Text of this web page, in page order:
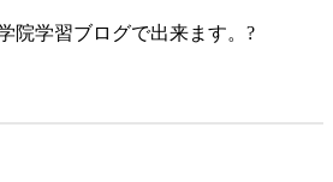
院学習ブログで出来ます。?